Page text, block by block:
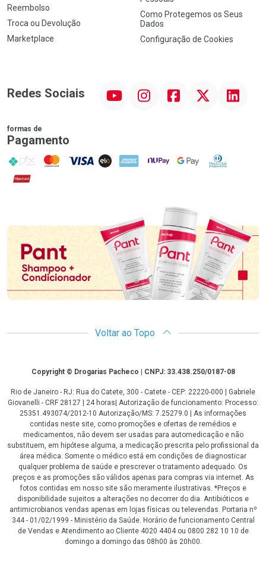
Reembolso
Troca ou Devolução
Marketplace
Como Protegemos os Seus
Dados
Configuração de Cookies
Redes Sociais InstagramFacebook Linkedin
formas de
Pagamento
PIX MasterCard
VISA ELO AMEX NuPay Google PayDiners Club
Hipercard
Promoção em Destaque
Voltar ao Topo
CopyrightCopyright © Drogarias Pacheco | CNPJ: 33.438.250/0187-08
Rio de Janeiro - RJ: Rua do Catete, 300 - Catete - CEP: 22220-000 | Gabriele
Giovanelli - CRF 28127 | 24 horas| Autorização de funcionamento: Processo:
25351.493074/2012-10 Autorização/MS: 7.25279.0 | As informações
contidas neste site, como promoções e ofertas de remédios e
medicamentos, não devem ser usadas para automedicação e não
substituem, em hipótese alguma, a medicação prescrita pelo profissional da
área médica. Somente o médico está em condições de diagnosticar
qualquer problema de saúde e prescrever o tratamento adequado. Os
preços e as promoções são válidos apenas para compras via internet. As
fotos contidas em nosso site são meramente ilustrativas. *Preços e
disponibilidade sujeitos a alterações no decorrer do dia. Antibióticos e
antimicrobianos vendas apenas em lojas físicas ou televendas. Portaria nº
344 - 01/02/1999 - Ministério da Saúde. Horário de funcionamento Central
de Vendas e Atendimento ao Cliente 4020 4404 ou 0800 282 10 10 de
domingo a domingo das 08h00 às 20h00.